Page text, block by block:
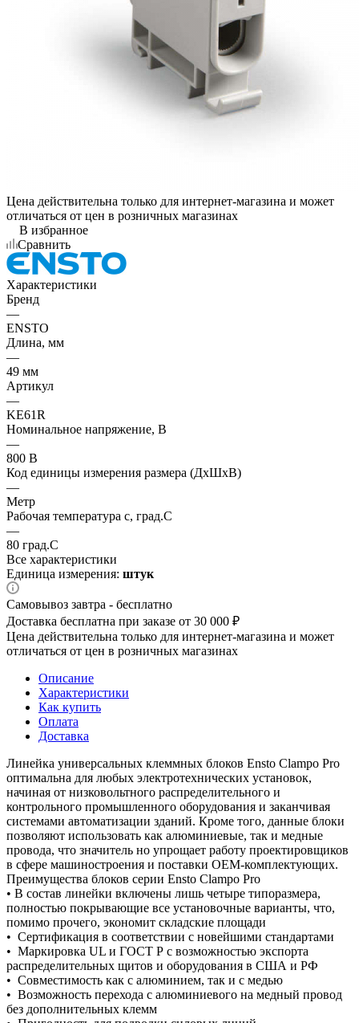
Цена действительна только для интернет-магазина и может
отличаться от цен в розничных магазинах
В избранное
Сравнить
Характеристики
Бренд
—
ENSTO
Длина, мм
—
49 мм
Артикул
—
KE61R
Номинальное напряжение, В
—
800 В
Код единицы измерения размера (ДхШхВ)
—
Метр
Рабочая температура с, град.C
—
80 град.C
Все характеристики
Единица измерения: штук
Самовывоз завтра - бесплатно
Доставка бесплатна при заказе от 30 000 ₽
Цена действительна только для интернет-магазина и может
отличаться от цен в розничных магазинах
Описание
Характеристики
Как купить
Оплата
Доставка
Линейка универсальных клеммных блоков Ensto Clampo Pro
оптимальна для любых электротехнических установок,
начиная от низковольтного распределительного и
контрольного промышленного оборудования и заканчивая
системами автоматизации зданий. Кроме того, данные блоки
позволяют использовать как алюминиевые, так и медные
провода, что значитель но упрощает работу проектировщиков
в сфере машиностроения и поставки OEM-комплектующих.
Преимущества блоков серии Ensto Clampo Pro
• В состав линейки включены лишь четыре типоразмера,
полностью покрывающие все установочные варианты, что,
помимо прочего, экономит складские площади
• Сертификация в соответствии с новейшими стандартами
• Маркировка UL и ГОСТ Р с возможностью экспорта
распределительных щитов и оборудования в США и РФ
• Совместимость как с алюминием, так и с медью
• Возможность перехода с алюминиевого на медный провод
без дополнительных клемм